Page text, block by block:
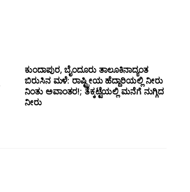
ಕುಂದಾಪುರ, ಬೈಂದೂರು ತಾಲೂಕಿನಾದ್ಯಂತ
ಬಿರುಸಿನ ಮಳೆ: ರಾಷ್ಟ್ರೀಯ ಹೆದ್ದಾರಿಯಲ್ಲಿ‌ ನೀರು
ನಿಂತು ಅವಾಂತರ!; ತೆಕ್ಕಟ್ಟೆಯಲ್ಲಿ ಮನೆಗೆ ನುಗ್ಗಿದ
ನೀರು